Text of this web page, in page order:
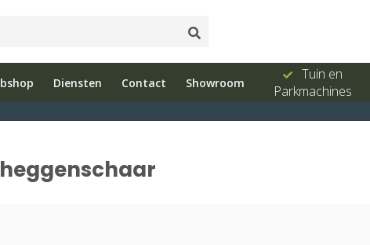
Diensten Contact Showroom
met advies
3251603
Tuin en
Parkmachines